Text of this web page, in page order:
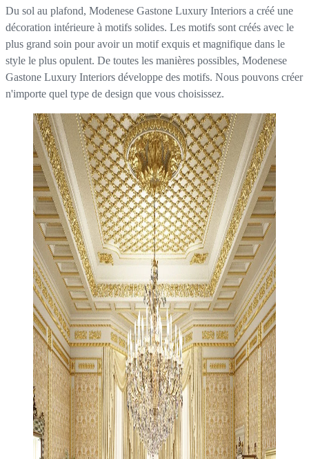
Du sol au plafond, Modenese Gastone Luxury Interiors a créé une
décoration intérieure à motifs solides. Les motifs sont créés avec le
plus grand soin pour avoir un motif exquis et magnifique dans le
style le plus opulent. De toutes les manières possibles, Modenese
Gastone Luxury Interiors développe des motifs. Nous pouvons créer
n'importe quel type de design que vous choisissez.